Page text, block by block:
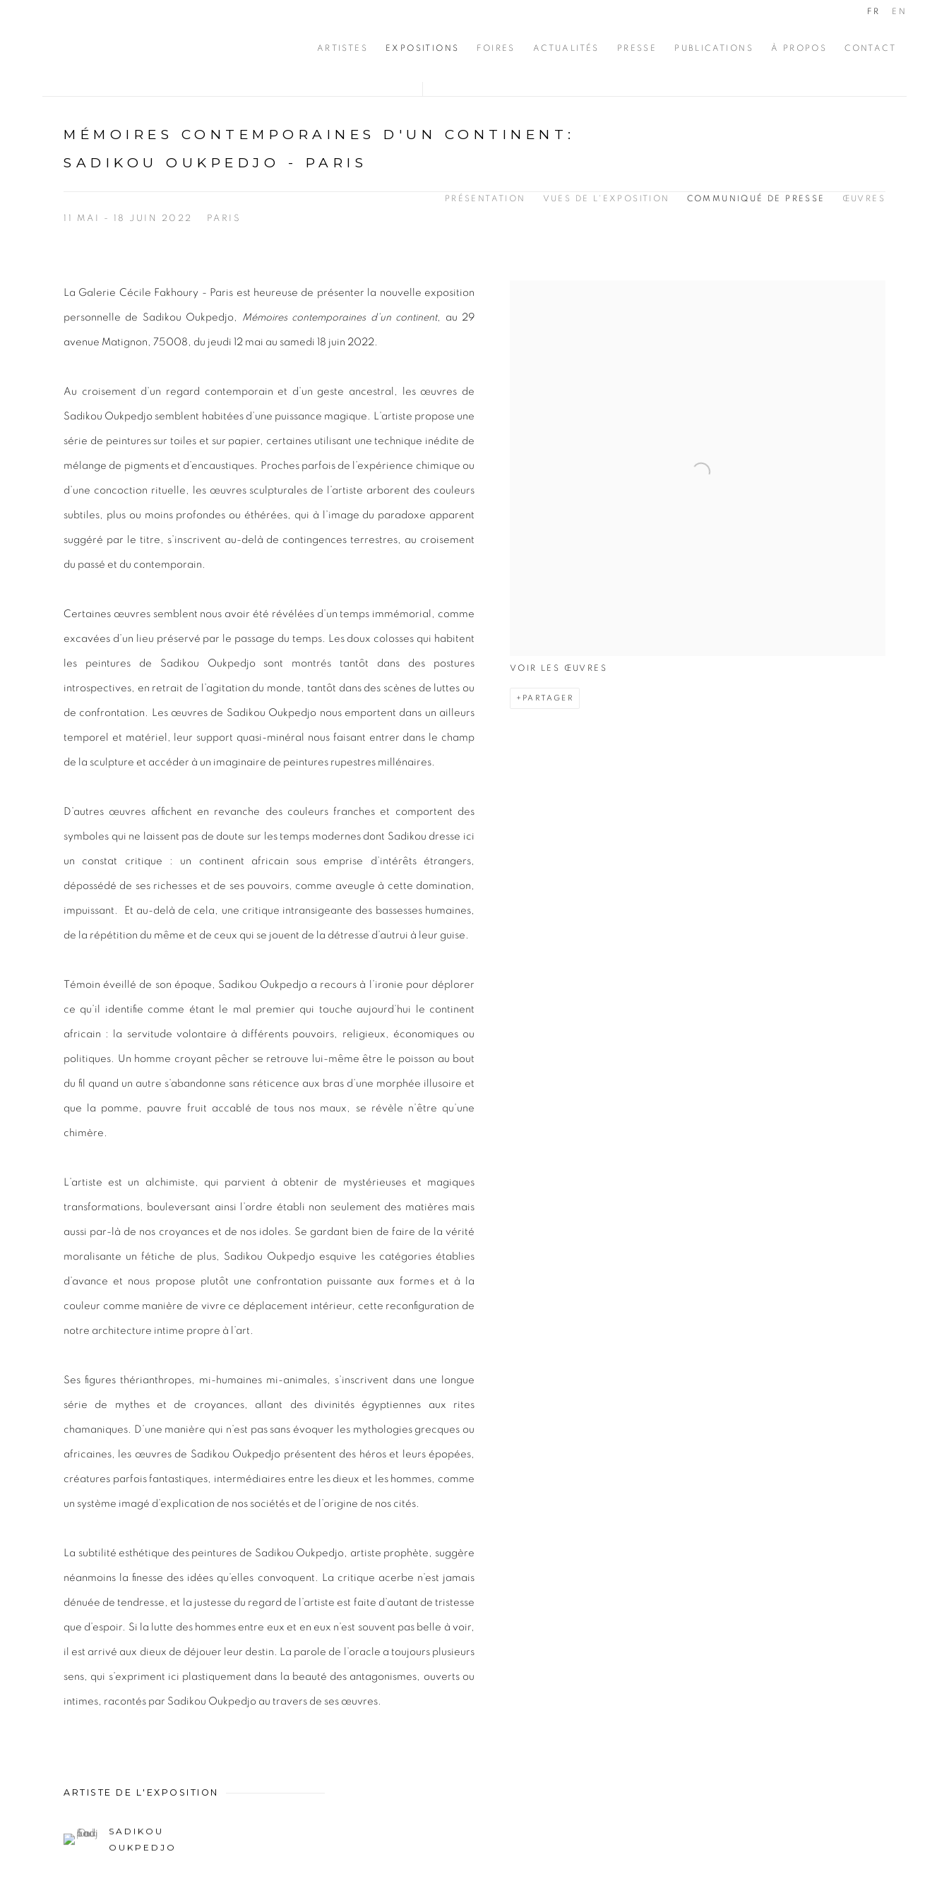
ARTISTES EXPOSITIONS FOIRES ACTUALITÉS PRESSE PUBLICATIONS À PROPOS CONTACT
FR EN
MÉMOIRES CONTEMPORAINES D'UN CONTINENT :
SADIKOU OUKPEDJO - PARIS
11 MAI - 18 JUIN 2022 PARIS
PRÉSENTATION VUES DE L'EXPOSITION COMMUNIQUÉ DE PRESSE ŒUVRES
VOIR LES ŒUVRES
PARTAGER
La Galerie Cécile Fakhoury - Paris est heureuse de présenter la nouvelle exposition
personnelle de Sadikou Oukpedjo, Mémoires contemporaines d’un continent, au 29
avenue Matignon, 75008, du jeudi 12 mai au samedi 18 juin 2022.
Au croisement d’un regard contemporain et d’un geste ancestral, les œuvres de
Sadikou Oukpedjo semblent habitées d’une puissance magique. L’artiste propose une
série de peintures sur toiles et sur papier, certaines utilisant une technique inédite de
mélange de pigments et d’encaustiques. Proches parfois de l’expérience chimique ou
d’une concoction rituelle, les œuvres sculpturales de l’artiste arborent des couleurs
subtiles, plus ou moins profondes ou éthérées, qui à l’image du paradoxe apparent
suggéré par le titre, s’inscrivent au-delà de contingences terrestres, au croisement
du passé et du contemporain.
Certaines œuvres semblent nous avoir été révélées d’un temps immémorial, comme
excavées d’un lieu préservé par le passage du temps. Les doux colosses qui habitent
les peintures de Sadikou Oukpedjo sont montrés tantôt dans des postures
introspectives, en retrait de l’agitation du monde, tantôt dans des scènes de luttes ou
de confrontation. Les œuvres de Sadikou Oukpedjo nous emportent dans un ailleurs
temporel et matériel, leur support quasi-minéral nous faisant entrer dans le champ
de la sculpture et accéder à un imaginaire de peintures rupestres millénaires.
D’autres œuvres affichent en revanche des couleurs franches et comportent des
symboles qui ne laissent pas de doute sur les temps modernes dont Sadikou dresse ici
un constat critique : un continent africain sous emprise d’intérêts étrangers,
dépossédé de ses richesses et de ses pouvoirs, comme aveugle à cette domination,
impuissant. Et au-delà de cela, une critique intransigeante des bassesses humaines,
de la répétition du même et de ceux qui se jouent de la détresse d’autrui à leur guise.
Témoin éveillé de son époque, Sadikou Oukpedjo a recours à l’ironie pour déplorer
ce qu’il identifie comme étant le mal premier qui touche aujourd’hui le continent
africain : la servitude volontaire à différents pouvoirs, religieux, économiques ou
politiques. Un homme croyant pêcher se retrouve lui-même être le poisson au bout
du fil quand un autre s’abandonne sans réticence aux bras d’une morphée illusoire et
que la pomme, pauvre fruit accablé de tous nos maux, se révèle n’être qu’une
chimère.
L’artiste est un alchimiste, qui parvient à obtenir de mystérieuses et magiques
transformations, bouleversant ainsi l’ordre établi non seulement des matières mais
aussi par-là de nos croyances et de nos idoles. Se gardant bien de faire de la vérité
moralisante un fétiche de plus, Sadikou Oukpedjo esquive les catégories établies
d’avance et nous propose plutôt une confrontation puissante aux formes et à la
couleur comme manière de vivre ce déplacement intérieur, cette reconfiguration de
notre architecture intime propre à l’art.
Ses figures thérianthropes, mi-humaines mi-animales, s’inscrivent dans une longue
série de mythes et de croyances, allant des divinités égyptiennes aux rites
chamaniques. D’une manière qui n’est pas sans évoquer les mythologies grecques ou
africaines, les œuvres de Sadikou Oukpedjo présentent des héros et leurs épopées,
créatures parfois fantastiques, intermédiaires entre les dieux et les hommes, comme
un système imagé d’explication de nos sociétés et de l’origine de nos cités.
La subtilité esthétique des peintures de Sadikou Oukpedjo, artiste prophète, suggère
néanmoins la finesse des idées qu’elles convoquent. La critique acerbe n’est jamais
dénuée de tendresse, et la justesse du regard de l’artiste est faite d’autant de tristesse
que d’espoir. Si la lutte des hommes entre eux et en eux n’est souvent pas belle à voir,
il est arrivé aux dieux de déjouer leur destin. La parole de l’oracle a toujours plusieurs
sens, qui s’expriment ici plastiquement dans la beauté des antagonismes, ouverts ou
intimes, racontés par Sadikou Oukpedjo au travers de ses œuvres.
ARTISTE DE L'EXPOSITION
SADIKOU
OUKPEDJO